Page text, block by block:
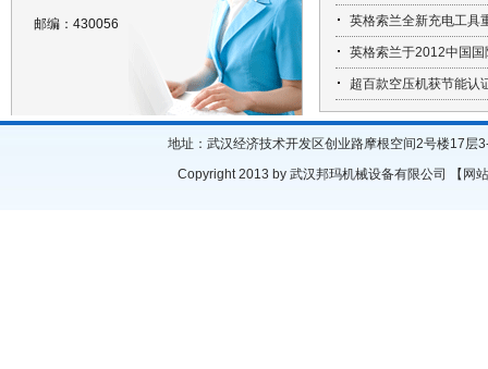
邮编：430056
英格索兰全新充电工具
五金…
英格索兰于2012中国
AROTM蠕动…
超百款空压机获节能
批节…
地址：武汉经济技术开发区创业路摩根空间2号楼17
Copyright 2013 by 武汉邦玛机械设备有限公司 【 网